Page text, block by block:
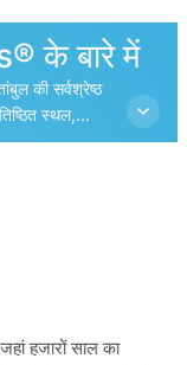
के बारे में
की सर्वश्रेष्ठ
स्थल,
हैं।
हजारों साल का